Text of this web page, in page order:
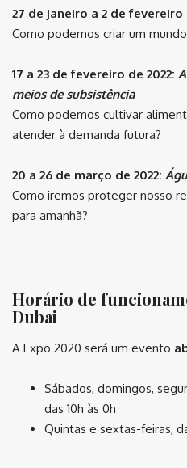
27 de janeiro a 2 de fevereiro
Como podemos criar um
17 a 23 de fevereiro de 2022:
meios de subsistência
Como podemos cultivar
atender à demanda futura?
20 a 26 de março de 2022:
Como iremos proteger nosso
para amanhã?
Horário de
Dubai
A Expo 2020 será um evento
Sábados, domingos,
das 10h às 0h
Quintas e sextas-feiras,